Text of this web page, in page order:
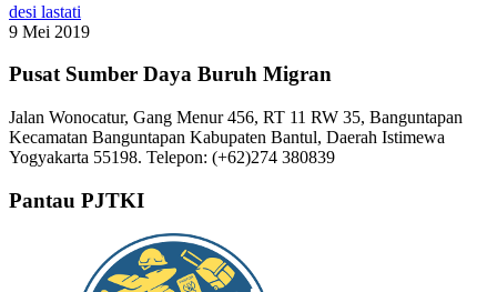
desi lastati
9 Mei 2019
Pusat Sumber Daya Buruh Migran
Jalan Wonocatur, Gang Menur 456, RT 11 RW 35, Banguntapan
Kecamatan Banguntapan Kabupaten Bantul, Daerah Istimewa
Yogyakarta 55198. Telepon: (+62)274 380839
Pantau PJTKI